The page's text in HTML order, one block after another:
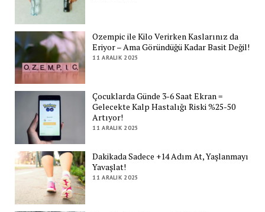
Ozempic ile Kilo Verirken Kaslarınız da
Eriyor – Ama Göründüğü Kadar Basit Değil!
11 ARALIK 2025
Çocuklarda Günde 3-6 Saat Ekran =
Gelecekte Kalp Hastalığı Riski %25-50
Artıyor!
11 ARALIK 2025
Dakikada Sadece +14 Adım At, Yaşlanmayı
Yavaşlat!
11 ARALIK 2025